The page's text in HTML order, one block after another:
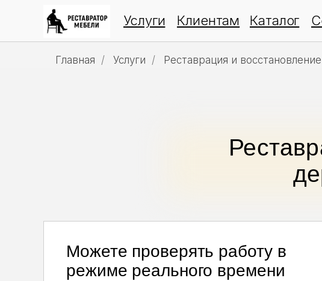
Услуги Клиентам Каталог
Главная / Услуги / Реставрация и
Можете проверять работу в
режиме реального времени